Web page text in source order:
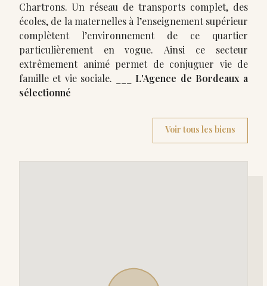
Chartrons. Un réseau de transports complet, des
écoles, de la maternelles à l’enseignement supérieur
complètent l’environnement de ce quartier
particulièrement en vogue. Ainsi ce secteur
extrêmement animé permet de conjuguer vie de
L'Agence de Bordeaux a
sélectionné
Voir tous les biens